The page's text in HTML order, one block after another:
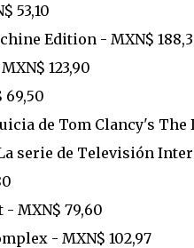
53,10
Edition - MXN$
123,90
69,50
de Tom Clancy's
serie de Televisión
MXN$ 79,60
- MXN$ 102,97